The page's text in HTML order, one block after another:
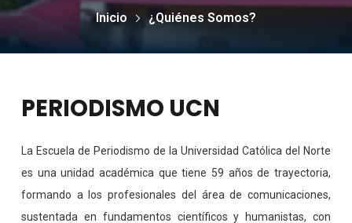
Inicio ¿Quiénes Somos?
PERIODISMO UCN
La Escuela de Periodismo de la Universidad Católica del Norte
es una unidad académica que tiene 59 años de trayectoria,
formando a los profesionales del área de comunicaciones,
sustentada en fundamentos científicos y humanistas, con